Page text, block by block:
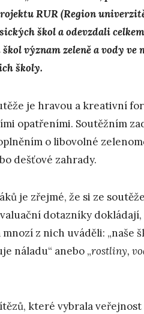
RUR (Region
škol a odevzdali
význam zeleně a vody
školy.
je hravou a kreativní
opatřeními. Soutěžním
o libovolné
dešťové zahrady.
je zřejmé, že si ze
dotazníky
z nich uváděli: „naše
náladu“ anebo „rostliny,
které vybrala